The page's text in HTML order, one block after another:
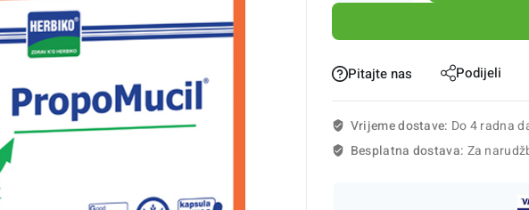
Pitajte nas Podijeli
Vrijeme dostave: Do 4 radna
Besplatna dostava: Za